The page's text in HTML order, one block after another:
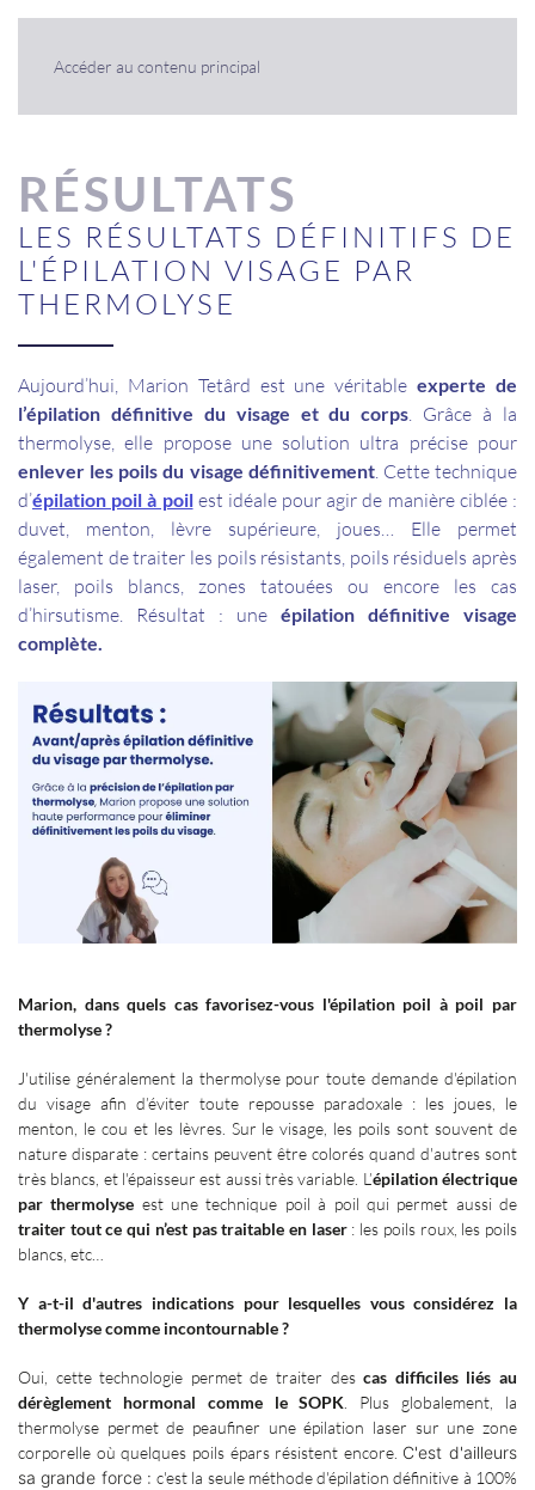
Accéder au contenu principal
RÉSULTATS
LES RÉSULTATS DÉFINITIFS DE
L'ÉPILATION VISAGE PAR
THERMOLYSE
Aujourd’hui, Marion Tetârd est une véritableexperte de
l’épilation définitive du visage et du corps. Grâce à la
thermolyse, elle propose une solution ultra précise pour
enlever les poils du visage définitivement. Cette technique
d’épilation poil à poilest idéale pour agir de manière ciblée :
duvet, menton, lèvre supérieure, joues… Elle permet
également de traiter les poils résistants, poils résiduels après
laser, poils blancs, zones tatouées ou encore les cas
d’hirsutisme. Résultat : une épilation définitive visage
complète.
Marion, dans quels cas favorisez-vous l'épilation poil à poil par
thermolyse?
J'utilise généralement la thermolyse pour toute demande d'épilation
du visage afin d’éviter toute repousse paradoxale : les joues, le
menton, le cou et les lèvres. Sur le visage, les poils sont souvent de
nature disparate : certains peuvent être colorés quand d'autres sont
très blancs, et l'épaisseur est aussi très variable. L’épilation électrique
par thermolyse est une technique poil à poil qui permet aussi de
traiter tout ce qui n’est pas traitable en laser: les poils roux, les poils
blancs, etc…
Y a-t-il d'autres indications pour lesquelles vous considérez la
thermolyse comme incontournable?
Oui, cette technologie permet de traiter descas difficiles liés au
dérèglement hormonal comme le SOPK . Plus globalement, la
thermolyse permet de peaufiner une épilation laser sur une zone
corporelle où quelques poils épars résistent encore. C'est d'ailleurs
sa grande force :c'est la seule méthode d'épilation définitive à 100%